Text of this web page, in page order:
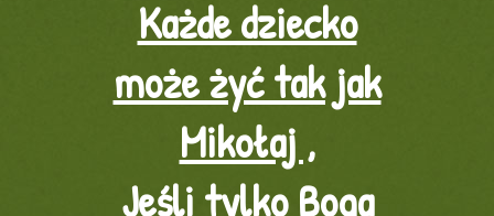
Każde dziecko
może żyć tak jak
Mikołaj ,
Jeśli tylko Boga